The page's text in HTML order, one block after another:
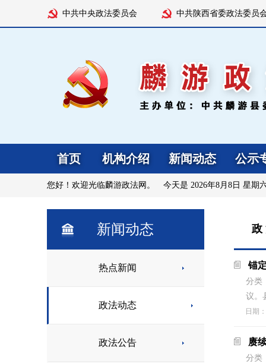
中共中央政法委员会 中共陕西省委政法委员
首页 机构介绍 新闻动态 公示
您好！欢迎光临麟游政法网。 今天是 2026年8月8日 星期
新闻动态
热点新闻
政法动态
政法公告
锚
分类
议。
日期：
赓
分类